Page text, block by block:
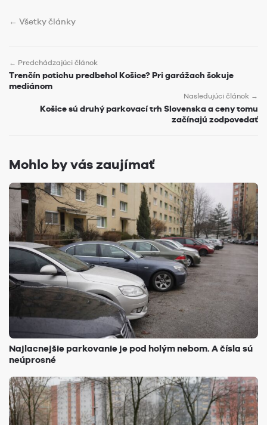
← Všetky články
← Predchádzajúci článok
Trenčín potichu predbehol Košice? Pri garážach šokuje
mediánom
Nasledujúci článok →
Košice sú druhý parkovací trh Slovenska a ceny tomu
začínajú zodpovedať
Mohlo by vás zaujímať
Najlacnejšie parkovanie je pod holým nebom. A čísla sú
neúprosné